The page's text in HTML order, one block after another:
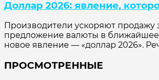
Доллар 2026: явление,
Производители ускоряют продажу
предложение валюты в ближайшее
новое явление — «доллар 2026».
ПРОСМОТРЕННЫЕ